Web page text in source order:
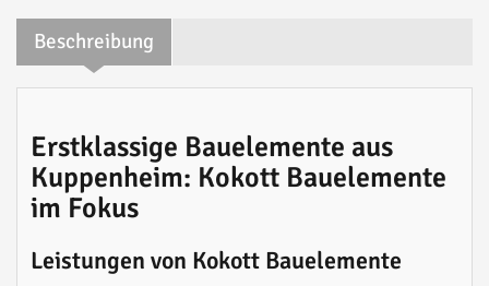
Beschreibung
Erstklassige Bauelemente aus
Kuppenheim: Kokott Bauelemente
im Fokus
Leistungen von Kokott Bauelemente